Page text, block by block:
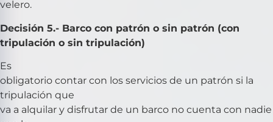
velero.
Decisión 5.- Barco con patrón o sin patrón (con
tripulación o sin tripulación)
Es
obligatorio contar con los servicios de un patrón si la
tripulación que
va a alquilar y disfrutar de un barco no cuenta con nadie